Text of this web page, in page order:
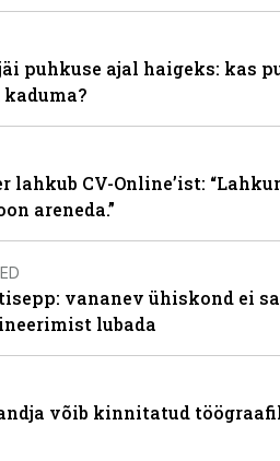
puhkuse ajal haigeks: kas
lahkub CV-Online’ist:
areneda.”
vananev ühiskond ei
lubada
võib kinnitatud